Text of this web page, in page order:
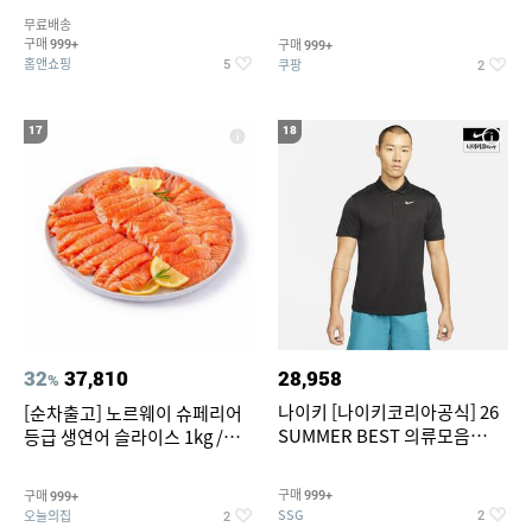
팩 추가증정)
무료배송
구매 999+
홈앤쇼핑 5
구매 999+
쿠팡 2
17
32% 37,810
[순차출고] 노르웨이 슈페리어
등급 생연어 슬라이스 1kg /
구매 999+
오늘의집 2
18
28,958
나이키 [나이키코리아공식] 26
SUMMER BEST 의류모음
구매 999+
SSG 2